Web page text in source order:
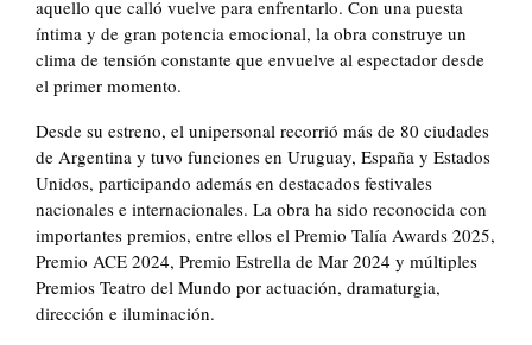
aquello que calló vuelve para enfrentarlo. Con una puesta
íntima y de gran potencia emocional, la obra construye un
clima de tensión constante que envuelve al espectador desde
el primer momento.
Desde su estreno, el unipersonal recorrió más de 80 ciudades
de Argentina y tuvo funciones en Uruguay, España y Estados
Unidos, participando además en destacados festivales
nacionales e internacionales. La obra ha sido reconocida con
importantes premios, entre ellos el Premio Talía Awards 2025,
Premio ACE 2024, Premio Estrella de Mar 2024 y múltiples
Premios Teatro del Mundo por actuación, dramaturgia,
dirección e iluminación.